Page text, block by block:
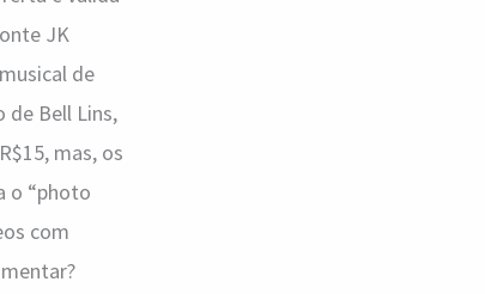
JK
de
de Bell Lins,
mas, os
o “photo
com